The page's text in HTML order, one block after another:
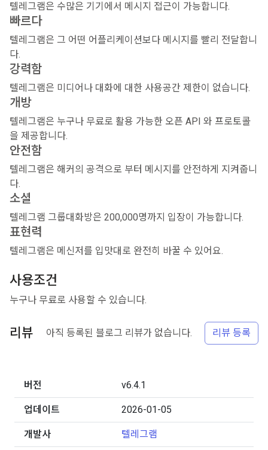
텔레그램은 수많은 기기에서 메시지 접근이 가능합니다.
빠르다
텔레그램은 그 어떤 어플리케이션보다 메시지를 빨리 전달합니
다.
강력함
텔레그램은 미디어나 대화에 대한 사용공간 제한이 없습니다.
개방
텔레그램은 누구나 무료로 활용 가능한 오픈 API 와 프로토콜
을 제공합니다.
안전함
텔레그램은 해커의 공격으로 부터 메시지를 안전하게 지켜줍니
다.
소셜
텔레그램 그룹대화방은 200,000명까지 입장이 가능합니다.
표현력
텔레그램은 메신저를 입맛대로 완전히 바꿀 수 있어요.
사용조건
누구나 무료로 사용할 수 있습니다.
리뷰 아직 등록된 블로그 리뷰가 없습니다. 리뷰 등록
버전 v6.4.1
업데이트 2026-01-05
개발사 텔레그램